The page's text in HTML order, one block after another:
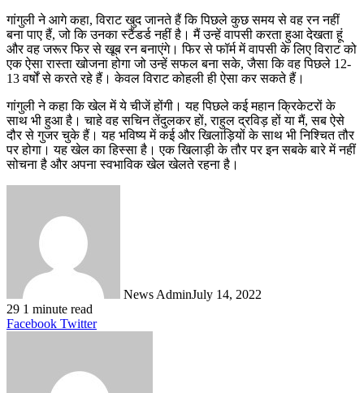
गांगुली ने आगे कहा, विराट खुद जानते हैं कि पिछले कुछ समय से वह रन नहीं
बना पाए हैं, जो कि उनका स्टैंडर्ड नहीं है। मैं उन्हें वापसी करता हुआ देखता हूं
और वह जरूर फिर से खूब रन बनाएंगे। फिर से फॉर्म में वापसी के लिए विराट को
एक ऐसा रास्ता खोजना होगा जो उन्हें सफल बना सके, जैसा कि वह पिछले 12-
13 वर्षों से करते रहे हैं। केवल विराट कोहली ही ऐसा कर सकते हैं।
गांगुली ने कहा कि खेल में ये चीजें होंगी। यह पिछले कई महान क्रिकेटरों के
साथ भी हुआ है। चाहे वह सचिन तेंदुलकर हों, राहुल द्रविड़ हों या मैं, सब ऐसे
दौर से गुजर चुके हैं। यह भविष्य में कई और खिलाड़ियों के साथ भी निश्चित तौर
पर होगा। यह खेल का हिस्सा है। एक खिलाड़ी के तौर पर इन सबके बारे में नहीं
सोचना है और अपना स्वभाविक खेल खेलते रहना है।
News AdminJuly 14, 2022
29 1 minute read
Facebook TwitterLinkedIn
Tumblr
Pinterest
Reddit
VKontakte
Share
Print